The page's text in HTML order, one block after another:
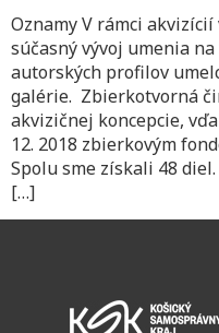
Oznamy V rámci akvizícií
súčasný vývoj umenia
autorských profilov
galérie. Zbierkotvorná
akvizičnej koncepcie,
12. 2018 zbierkovým
Spolu sme získali 48
[…]